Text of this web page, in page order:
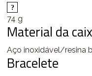
74 g
Material da
Aço inoxidável/resina
Bracelete